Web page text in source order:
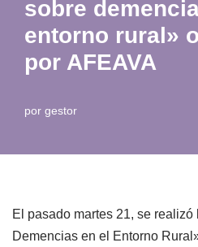
sobre
entorno rural»
por AFEAVA
por gestor
El pasado martes 21, se
Demencias en el Entorno